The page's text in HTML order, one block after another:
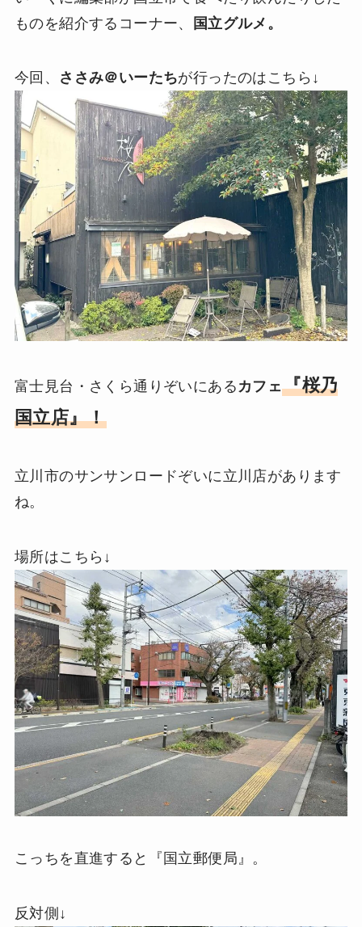
ものを紹介するコーナー、
国立グルメ。
今回、 ささみ＠いーたちが行ったのはこちら↓
富士見台・さくら通りぞいにある カフェ『桜乃
国立店』！
立川市のサンサンロードぞいに立川店があります
ね。
場所はこちら↓
こっちを直進すると『国立郵便局』。
反対側↓